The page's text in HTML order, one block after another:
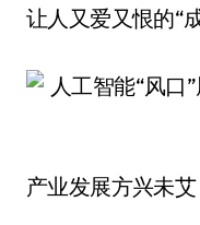
让人又爱又恨的“
产业发展方兴未